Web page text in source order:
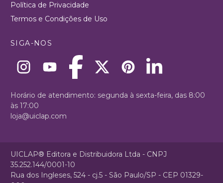
Política de Privacidade
Termos e Condições de Uso
SIGA-NOS
Horário de atendimento: segunda à sexta-feira, das 8:00
às 17:00
loja@uiclap.com
UICLAP® Editora e Distribuidora Ltda - CNPJ
35.252.144/0001-10
Rua dos Ingleses, 524 - cj.5 - São Paulo/SP - CEP 01329-